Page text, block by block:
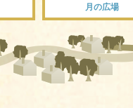
月の広場